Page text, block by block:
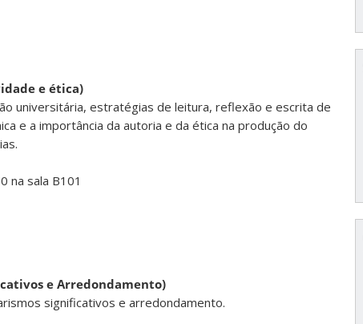
e ética)
universitária, estratégias de leitura, reflexão e escrita de
e a importância da autoria e da ética na produção do
na sala B101
e Arredondamento)
significativos e arredondamento.